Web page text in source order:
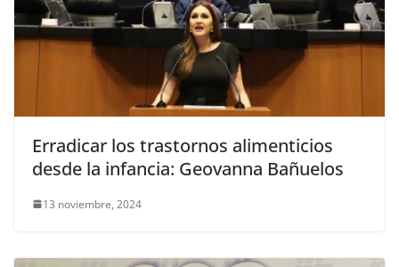
Erradicar los trastornos alimenticios
desde la infancia: Geovanna Bañuelos
13 noviembre, 2024